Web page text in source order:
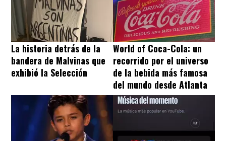
La historia detrás de la
bandera de Malvinas que
exhibió la Selección
World of Coca-Cola: un
recorrido por el universo
de la bebida más famosa
del mundo desde Atlanta